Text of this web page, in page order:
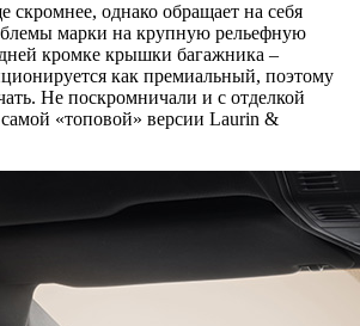
скромнее, однако обращает на себя
марки на крупную рельефную
кромке крышки багажника –
как премиальный, поэтому
Не поскромничали и с отделкой
«топовой» версии Laurin &